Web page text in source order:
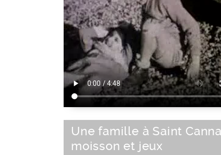
Une famille à Saint
moisson et jeux